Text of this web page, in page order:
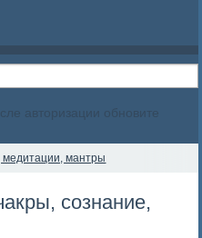
авторизации обновите
медитации, мантры
сознание,